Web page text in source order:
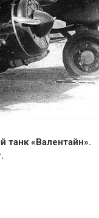
танк «Валентайн».